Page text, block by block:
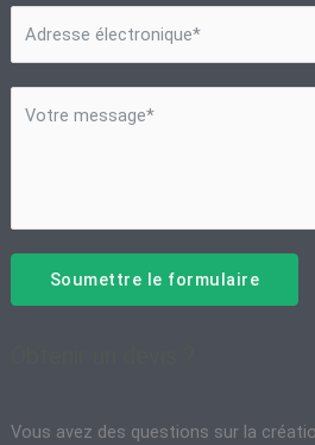
Soumettre le formulaire
Vous avez des questions sur la